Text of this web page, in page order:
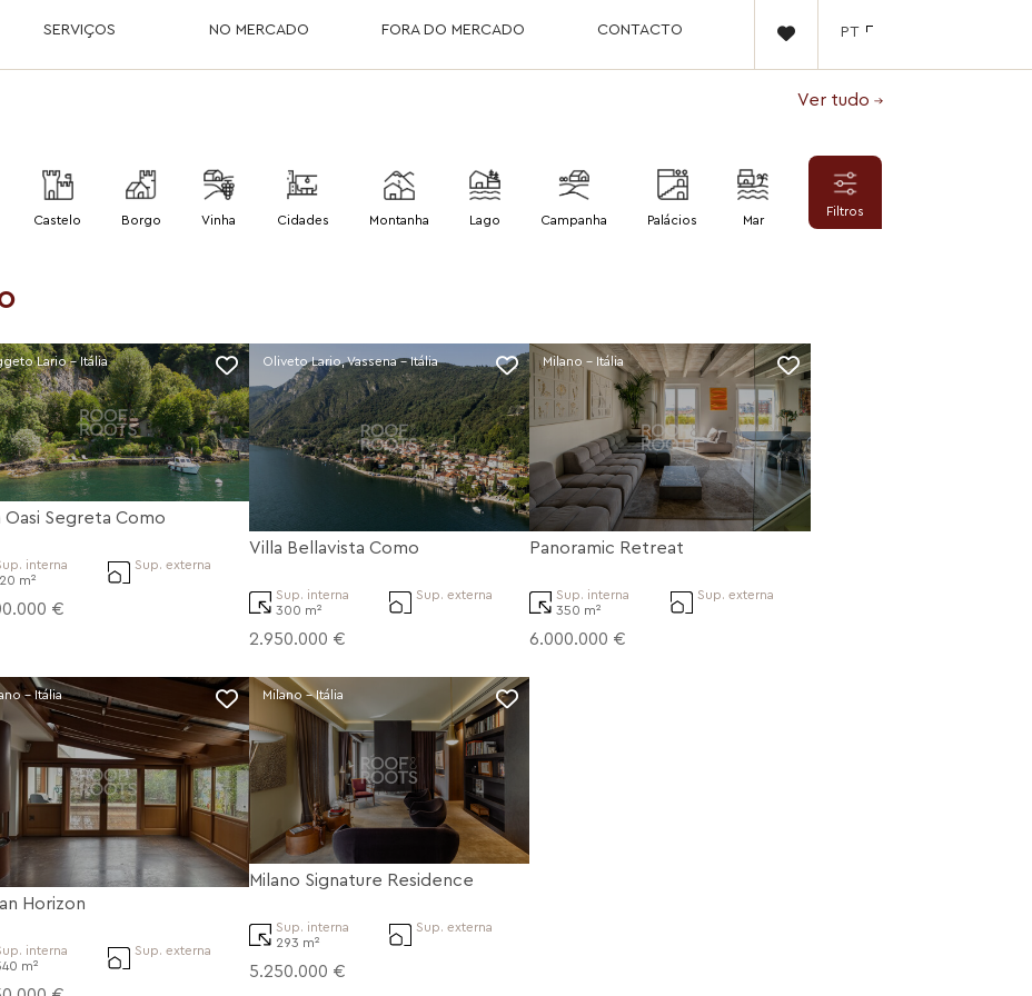
SERVIÇOS NO MERCADO FORA DO MERCADO CONTACTO  PT
Ver tudo
Castelo Borgo Vinha Cidades Montanha Lago Campanha Palácios Mar
Filtros
Lario - Itália
Oasi Segreta Como
interna
m²
Sup. externa
€
Oliveto Lario, Vassena - Itália
Villa Bellavista Como
Sup. interna
300 m²
Sup. externa
2.950.000 €
Milano - Itália
Panoramic Retreat
Sup. interna
350 m²
Sup. externa
6.000.000 €
- Itália
Horizon
interna
m²
Sup. externa
Milano - Itália
Milano Signature Residence
Sup. interna
293 m²
Sup. externa
5.250.000 €